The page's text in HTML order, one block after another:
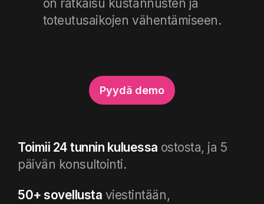
on ratkaisu kustannusten ja
toteutusaikojen vähentämiseen.
Pyydä demo
Toimii 24 tunnin kuluessa ostosta, ja 5
päivän konsultointi.
50+ sovellusta viestintään,